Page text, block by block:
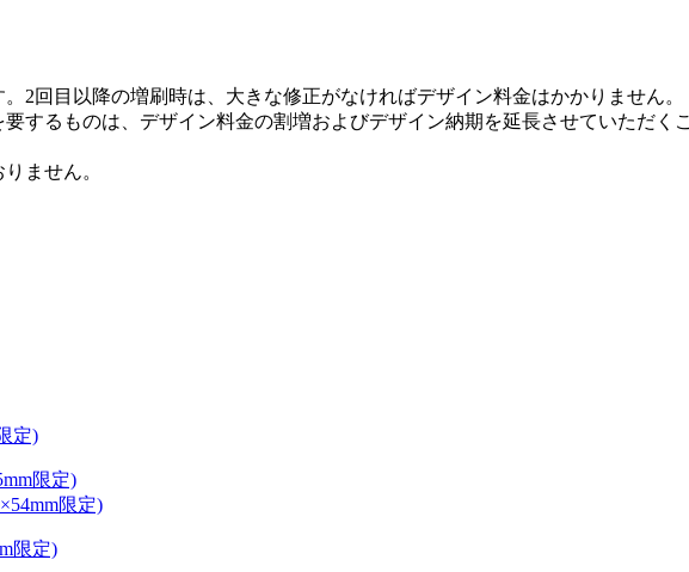
2回目以降の増刷時は、大きな修正がなければデザイン料金はかかりません。
するものは、デザイン料金の割増およびデザイン納期を延長させていただ
ません。
定)
限定)
限定)
限定)